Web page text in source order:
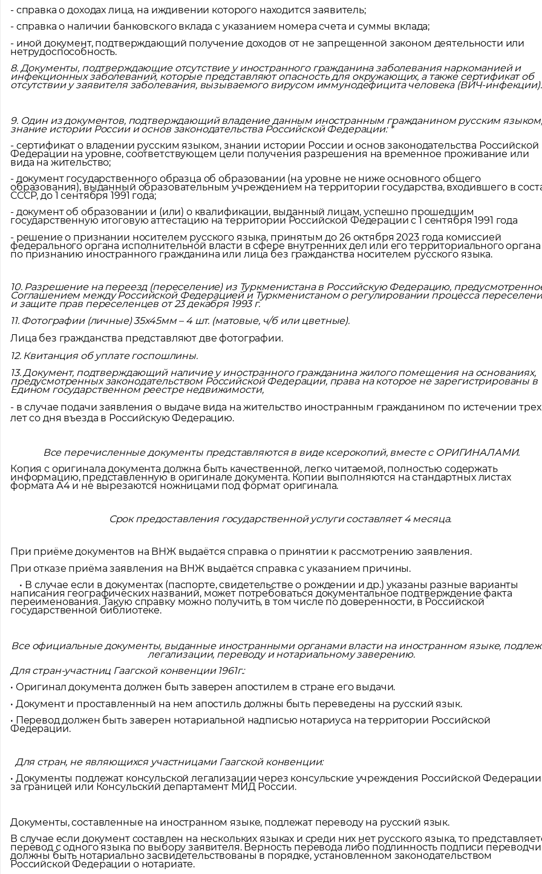
- справка о доходах лица, на иждивении которого находится заявитель;
- справка о наличии банковского вклада с указанием номера счета и суммы вклада;
- иной документ, подтверждающий получение доходов от не запрещенной законом деятельности или
нетрудоспособность.
8. Документы, подтверждающие отсутствие у иностранного гражданина заболевания наркоманией и
инфекционных заболеваний, которые представляют опасность для окружающих, а также сертификат об
отсутствии у заявителя заболевания, вызываемого вирусом иммунодефицита человека (ВИЧ-инфекции).
9. Один из документов, подтверждающий владение данным иностранным гражданином русским
знание истории России и основ законодательства Российской Федерации: *
- сертификат о владении русским языком, знании истории России и основ законодательства Российской
Федерации на уровне, соответствующем цели получения разрешения на временное проживание или
вида на жительство;
- документ государственного образца об образовании (на уровне не ниже основного общего
образования), выданный образовательным учреждением на территории государства, входившего в
СССР, до 1 сентября 1991 года;
- документ об образовании и (или) о квалификации, выданный лицам, успешно прошедшим
государственную итоговую аттестацию на территории Российской Федерации с 1 сентября 1991 года
- решение о признании носителем русского языка, принятым до 26 октября 2023 года комиссией
федерального органа исполнительной власти в сфере внутренних дел или его территориального органа
по признанию иностранного гражданина или лица без гражданства носителем русского языка.
10. Разрешение на переезд (переселение) из Туркменистана в Российскую Федерацию,
Соглашением между Российской Федерацией и Туркменистаном о регулировании процесса
и защите прав переселенцев от 23 декабря 1993 г.
11. Фотографии (личные) 35х45мм – 4 шт. (матовые, ч/б или цветные).
Лица без гражданства представляют две фотографии.
12. Квитанция об уплате госпошлины.
13. Документ, подтверждающий наличие у иностранного гражданина жилого помещения на основаниях,
предусмотренных законодательством Российской Федерации, права на которое не зарегистрированы в
Едином государственном реестре недвижимости,
- в случае подачи заявления о выдаче вида на жительство иностранным гражданином по истечении трех
лет со дня въезда в Российскую Федерацию.
Все перечисленные документы представляются в виде ксерокопий, вместе с ОРИГИНАЛАМИ.
Копия с оригинала документа должна быть качественной, легко читаемой, полностью содержать
информацию, представленную в оригинале документа. Копии выполняются на стандартных листах
формата А4 и не вырезаются ножницами под формат оригинала.
Срок предоставления государственной услуги составляет 4 месяца.
При приёме документов на ВНЖ выдаётся справка о принятии к рассмотрению заявления.
При отказе приёма заявления на ВНЖ выдаётся справка с указанием причины.
• В случае если в документах (паспорте, свидетельстве о рождении и др.) указаны разные варианты
написания географических названий, может потребоваться документальное подтверждение факта
переименования. Такую справку можно получить, в том числе по доверенности, в Российской
государственной библиотеке.
Все официальные документы, выданные иностранными органами власти на иностранном языке,
легализации, переводу и нотариальному заверению.
Для стран-участниц Гаагской конвенции 1961г.:
• Оригинал документа должен быть заверен апостилем в стране его выдачи.
• Документ и проставленный на нем апостиль должны быть переведены на русский язык.
• Перевод должен быть заверен нотариальной надписью нотариуса на территории Российской
Федерации.
Для стран, не являющихся участницами Гаагской конвенции:
• Документы подлежат консульской легализации через консульские учреждения Российской Федерации
за границей или Консульский департамент МИД России.
Документы, составленные на иностранном языке, подлежат переводу на русский язык.
В случае если документ составлен на нескольких языках и среди них нет русского языка, то
перевод с одного языка по выбору заявителя. Верность перевода либо подлинность подписи
должны быть нотариально засвидетельствованы в порядке, установленном законодательством
Российской Федерации о нотариате.
Ваше имя